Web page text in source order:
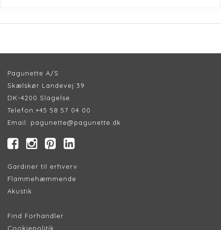
Pagunette A/S
Skælskør Landevej 39
DK-4200 Slagelse
Telefon:+45 58 57 04 00
Email: pagunette@pagunette.dk
Gardiner til erhverv
Flammehæmmende
Akustik
Find Forhandler
Cookiepolitik